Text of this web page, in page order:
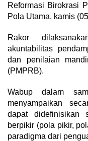
Reformasi Birokrasi
Pola Utama, kamis
Rakor
akuntabilitas
dan penilaian
(PMPRB).
Wabup dalam
menyampaikan
dapat didefinisikan
berpikir (pola pikir,
paradigma dari